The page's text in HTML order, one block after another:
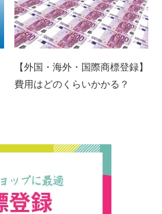
【外国・海外・国際商標登録】
費用はどのくらいかかる？